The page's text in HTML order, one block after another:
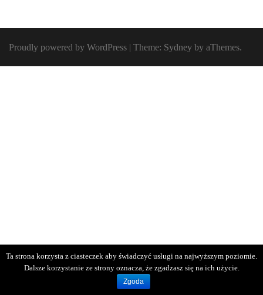
Proudly powered by WordPress | Theme: Sydney by aThemes.
Ta strona korzysta z ciasteczek aby świadczyć usługi na najwyższym poziomie.
Dalsze korzystanie ze strony oznacza, że zgadzasz się na ich użycie.
Zgoda